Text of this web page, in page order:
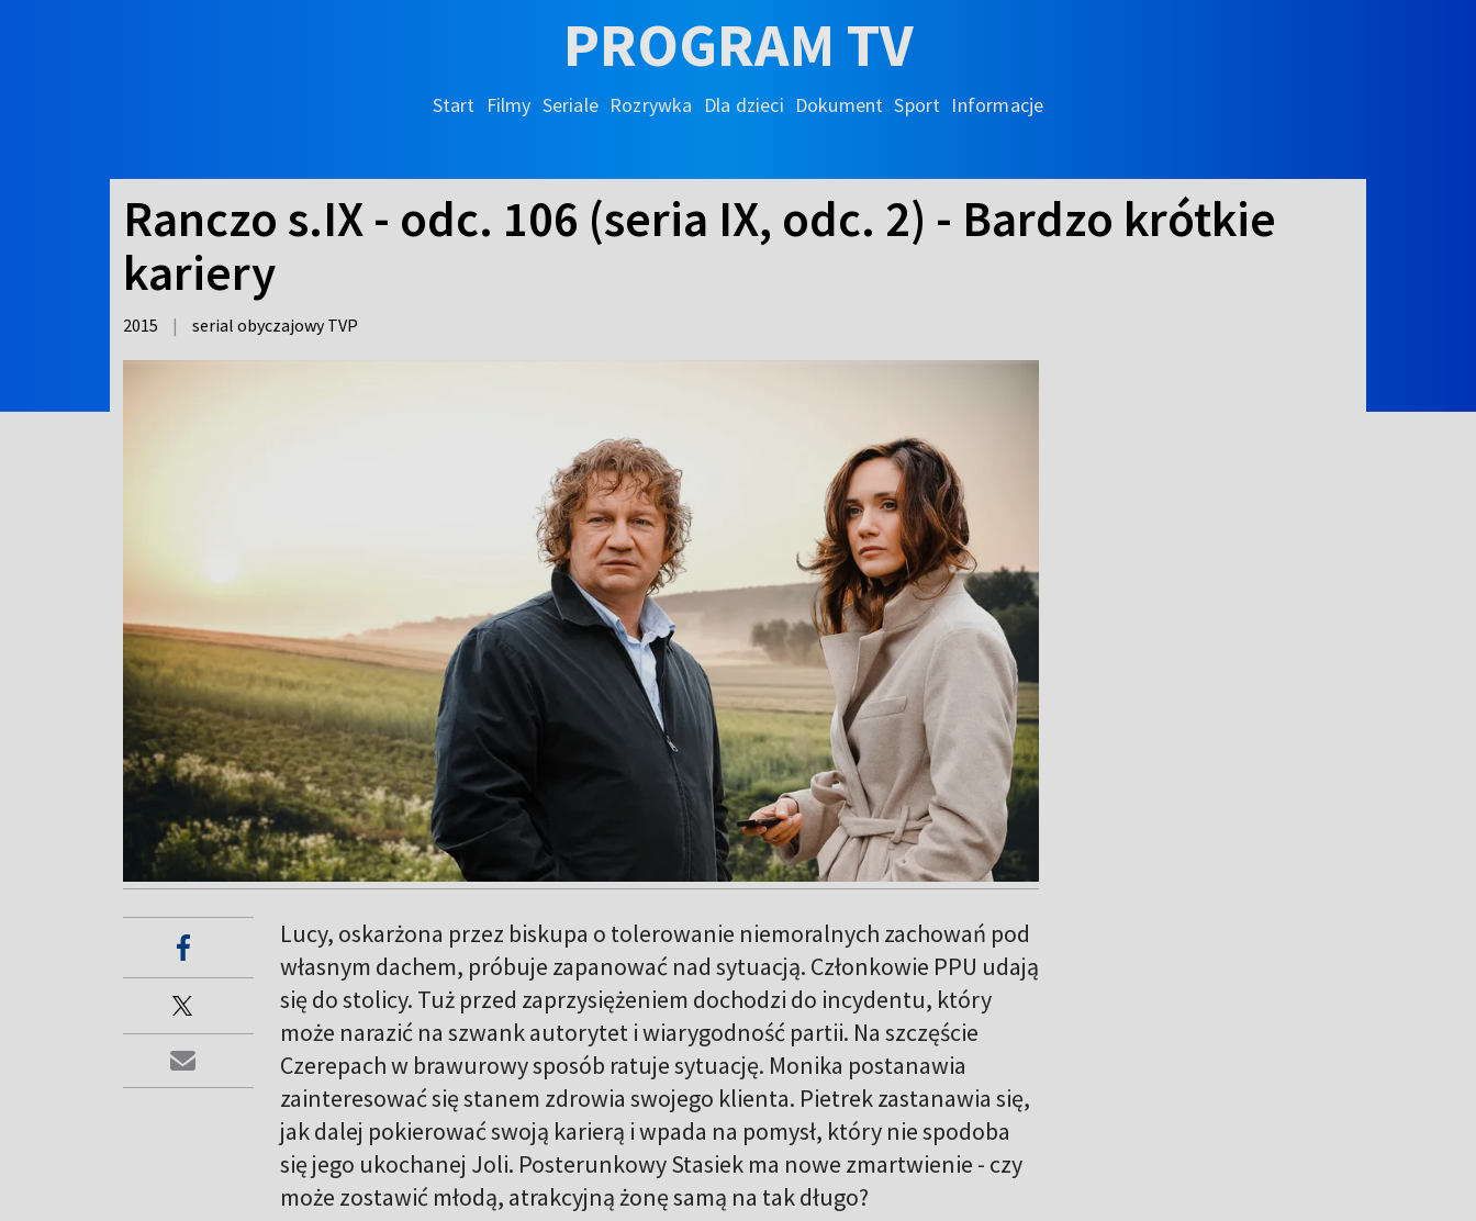
PROGRAM TV
Start Filmy Seriale Rozrywka Dla dzieci Dokument Sport Informacje
Ranczo s.IX - odc. 106 (seria IX, odc. 2) - Bardzo krótkie
kariery
2015 | serial obyczajowy TVP
Lucy, oskarżona przez biskupa o tolerowanie niemoralnych zachowań pod
własnym dachem, próbuje zapanować nad sytuacją. Członkowie PPU udają
się do stolicy. Tuż przed zaprzysiężeniem dochodzi do incydentu, który
może narazić na szwank autorytet i wiarygodność partii. Na szczęście
Czerepach w brawurowy sposób ratuje sytuację. Monika postanawia
zainteresować się stanem zdrowia swojego klienta. Pietrek zastanawia się,
jak dalej pokierować swoją karierą i wpada na pomysł, który nie spodoba
się jego ukochanej Joli. Posterunkowy Stasiek ma nowe zmartwienie - czy
może zostawić młodą, atrakcyjną żonę samą na tak długo?